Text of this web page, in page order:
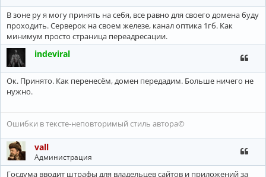
В зоне ру я могу принять на себя, все равно для своего домена буду
проходить. Серверок на своем железе, канал оптика 1гб. Как
минимум просто страница переадресации.
indeviral
Ок. Принято. Как перенесём, домен передадим. Больше ничего не
нужно.
Ошибки в тексте-неповторимый стиль автора©
vall
Администрация
Госдума вводит штрафы для владельцев сайтов и приложений за